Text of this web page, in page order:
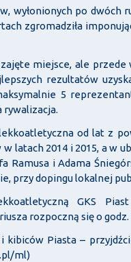
wyłonionych po dwóch
zgromadziła
miejsce, ale
rezultatów
5
rywalizacja.
od lat z
2014 i 2015, a w
Ramusa i Adama
przy dopingu lokalnej
GKS
rozpoczną się o godz.
Piasta –
ml)